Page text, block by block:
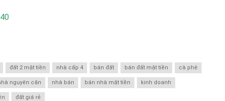
đất 2 mặt tiền nhà cấp 4 bán đất bán đất mặt tiền cà phê
nguyên căn nhà bán bán nhà mặt tiền kinh doanh
đất giá rẻ